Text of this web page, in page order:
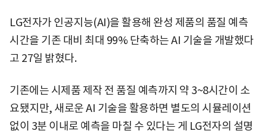
LG전자가 인공지능(AI)을 활용해 완성 제품의 품질 예측
시간을 기존 대비 최대 99% 단축하는 AI 기술을 개발했다
고 27일 밝혔다.
기존에는 시제품 제작 전 품질 예측까지 약 3~8시간이 소
요됐지만, 새로운 AI 기술을 활용하면 별도의 시뮬레이션
없이 3분 이내로 예측을 마칠 수 있다는 게 LG전자의 설명